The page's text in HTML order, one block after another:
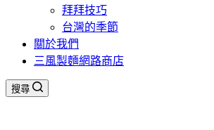
拜拜技巧
台灣的季節
關於我們
三風製麵網路商店
搜尋